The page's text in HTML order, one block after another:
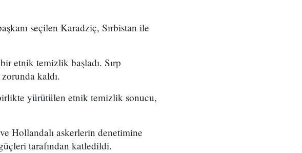
seçilen Karadziç, Sırbistan ile
etnik temizlik başladı. Sırp
kaldı.
yürütülen etnik temizlik sonucu,
Hollandalı askerlerin denetimine
tarafından katledildi.